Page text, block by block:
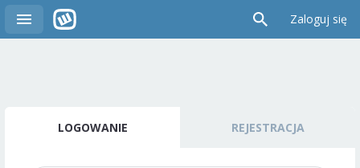
Zaloguj się
LOGOWANIE REJESTRACJA